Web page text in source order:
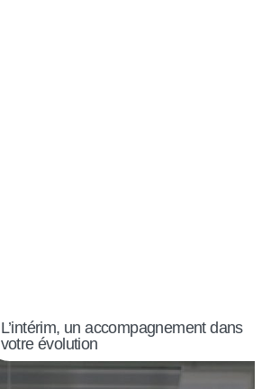
L’intérim, un accompagnement dans
votre évolution